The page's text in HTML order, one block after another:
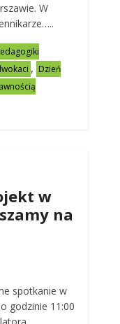
W
, Dzień
w
na
spotkanie w
godzinie 11:00